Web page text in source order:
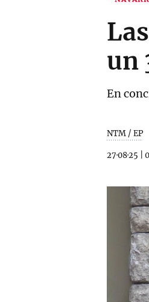
un
En
NTM / EP
27·08·25